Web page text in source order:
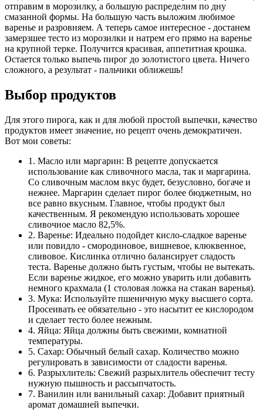
отправим в морозилку, а большую распределим по дну
смазанной формы. На большую часть выложим любимое
варенье и разровняем. А теперь самое интересное - достанем
замерзшее тесто из морозилки и натрем его прямо на варенье
на крупной терке. Получится красивая, аппетитная крошка.
Остается только выпечь пирог до золотистого цвета. Ничего
сложного, а результат - пальчики оближешь!
Выбор продуктов
Для этого пирога, как и для любой простой выпечки, качество
продуктов имеет значение, но рецепт очень демократичен.
Вот мои советы:
1. Масло или маргарин: В рецепте допускается
использование как сливочного масла, так и маргарина.
Со сливочным маслом вкус будет, безусловно, богаче и
нежнее. Маргарин сделает пирог более бюджетным, но
все равно вкусным. Главное, чтобы продукт был
качественным. Я рекомендую использовать хорошее
сливочное масло 82,5%.
2. Варенье: Идеально подойдет кисло-сладкое варенье
или повидло - смородиновое, вишневое, клюквенное,
сливовое. Кислинка отлично балансирует сладость
теста. Варенье должно быть густым, чтобы не вытекать.
Если варенье жидкое, его можно уварить или добавить
немного крахмала (1 столовая ложка на стакан варенья).
3. Мука: Используйте пшеничную муку высшего сорта.
Просеивать ее обязательно - это насытит ее кислородом
и сделает тесто более нежным.
4. Яйца: Яйца должны быть свежими, комнатной
температуры.
5. Сахар: Обычный белый сахар. Количество можно
регулировать в зависимости от сладости варенья.
6. Разрыхлитель: Свежий разрыхлитель обеспечит тесту
нужную пышность и рассыпчатость.
7. Ванилин или ванильный сахар: Добавит приятный
аромат домашней выпечки.